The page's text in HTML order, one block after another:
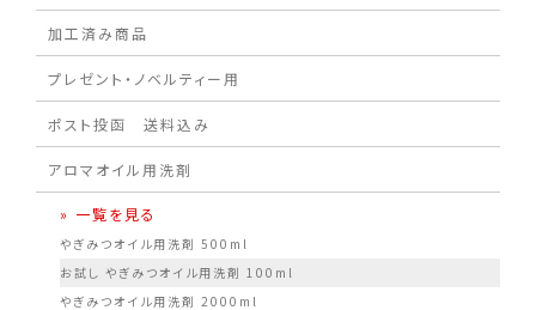
加工済み商品
プレゼント・ノベルティー用
ポスト投函 送料込み
アロマオイル用洗剤
» 一覧を見る
やぎみつオイル用洗剤 500ml
お試し やぎみつオイル用洗剤 100ml
やぎみつオイル用洗剤 2000ml